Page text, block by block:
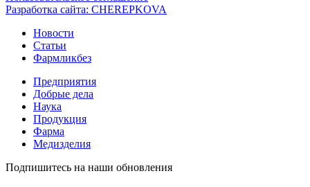
Разработка сайта: CHEREPKOVA
Новости
Статьи
Фармликбез
Предприятия
Добрые дела
Наука
Продукция
Фарма
Медизделия
Подпишитесь на наши обновления